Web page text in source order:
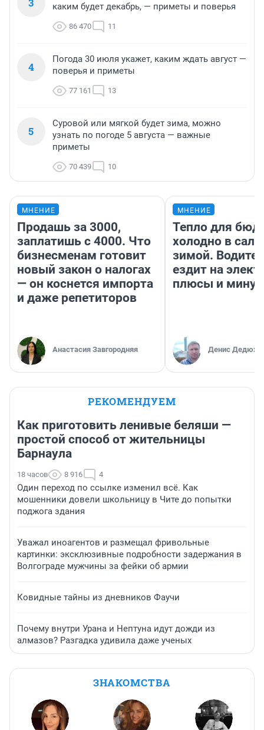
каким будет декабрь, — приметы и поверья
86 470 11
4
Погода 30 июля укажет, каким ждать август —
поверья и приметы
77 161 13
5
Суровой или мягкой будет зима, можно
узнать по погоде 5 августа — важные
приметы
70 439 10
МНЕНИЕ
Продашь за 3000,
заплатишь с 4000. Что
бизнесменам готовит
новый закон о налогах
— он коснется импорта
и даже репетиторов
Анастасия Завгородняя
МНЕНИЕ
Тепло для
холодно в
зимой.
ездит на
плюсы и
Денис
РЕКОМЕНДУЕМ
Как приготовить ленивые беляши —
простой способ от жительницы
Барнаула
18 часов 8 916 4
Один переход по ссылке изменил всё. Как
мошенники довели школьницу в Чите до попытки
поджога здания
Уважал иноагентов и размещал фривольные
картинки: эксклюзивные подробности задержания в
Волгограде мужчины за фейки об армии
Ковидные тайны из дневников Фаучи
Почему внутри Урана и Нептуна идут дожди из
алмазов? Разгадка удивила даже ученых
ЗНАКОМСТВА